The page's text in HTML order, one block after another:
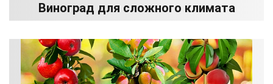
Виноград для сложного климата